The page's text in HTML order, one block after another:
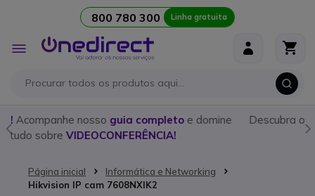
800 780 300 Linha gratuita
Alternar
Nav
e domine
Descubra owalkie talkieideal para cada
nosso
Página inicial
Informática e Networking
Hikvision IP cam 7608NXIK2